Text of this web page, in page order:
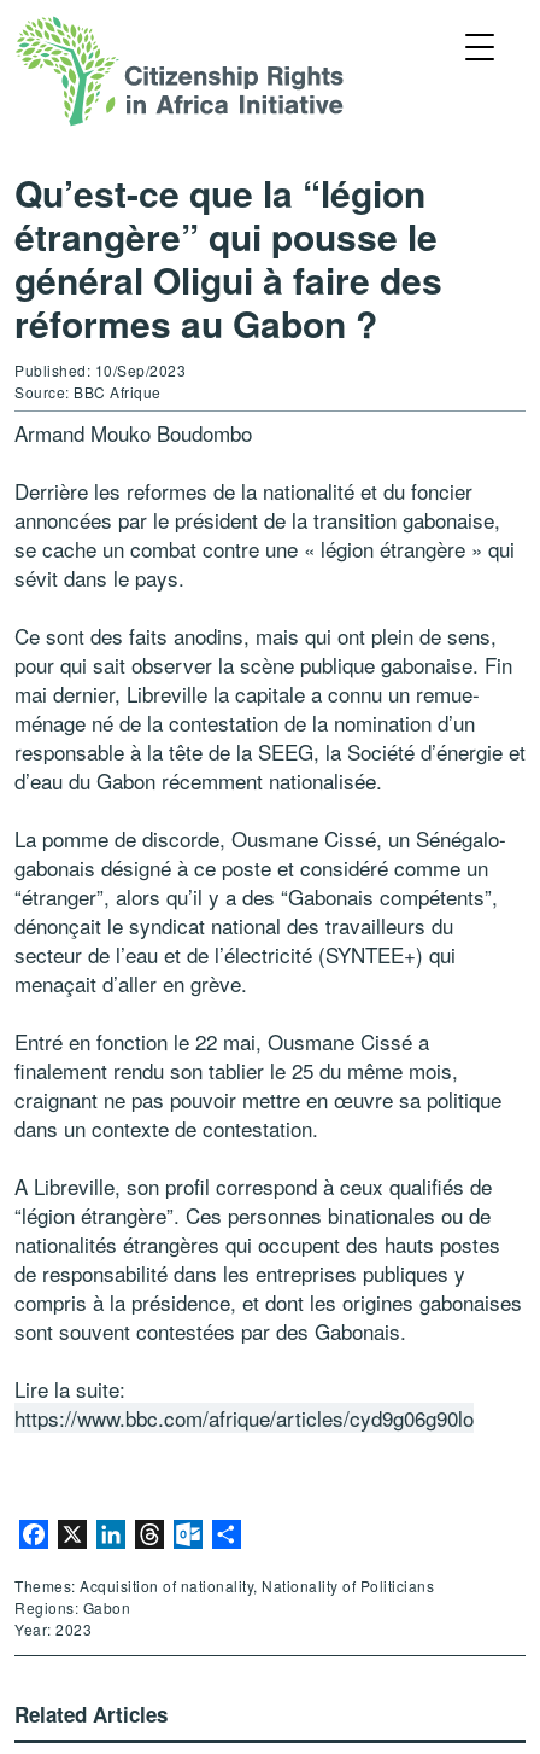
Qu’est-ce que la “légion
étrangère” qui pousse le
général Oligui à faire des
réformes au Gabon ?
Published: 10/Sep/2023
Source: BBC Afrique
Armand Mouko Boudombo
Derrière les reformes de la nationalité et du foncier
annoncées par le président de la transition gabonaise,
se cache un combat contre une « légion étrangère » qui
sévit dans le pays.
Ce sont des faits anodins, mais qui ont plein de sens,
pour qui sait observer la scène publique gabonaise. Fin
mai dernier, Libreville la capitale a connu un remue-
ménage né de la contestation de la nomination d’un
responsable à la tête de la SEEG, la Société d’énergie et
d’eau du Gabon récemment nationalisée.
La pomme de discorde, Ousmane Cissé, un Sénégalo-
gabonais désigné à ce poste et considéré comme un
“étranger”, alors qu’il y a des “Gabonais compétents”,
dénonçait le syndicat national des travailleurs du
secteur de l’eau et de l’électricité (SYNTEE+) qui
menaçait d’aller en grève.
Entré en fonction le 22 mai, Ousmane Cissé a
finalement rendu son tablier le 25 du même mois,
craignant ne pas pouvoir mettre en œuvre sa politique
dans un contexte de contestation.
A Libreville, son profil correspond à ceux qualifiés de
“légion étrangère”. Ces personnes binationales ou de
nationalités étrangères qui occupent des hauts postes
de responsabilité dans les entreprises publiques y
compris à la présidence, et dont les origines gabonaises
sont souvent contestées par des Gabonais.
Lire la suite:
https://www.bbc.com/afrique/articles/cyd9g06g90lo
Facebook LinkedInThreadsOutlook.com
Themes: Acquisition of nationality, Nationality of Politicians
Regions: Gabon
Year: 2023
Related Articles